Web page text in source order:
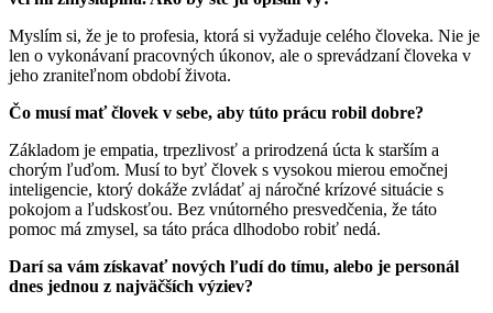
Myslím si, že je to profesia, ktorá si vyžaduje celého človeka. Nie je
len o vykonávaní pracovných úkonov, ale o sprevádzaní človeka v
jeho zraniteľnom období života.
Čo musí mať človek v sebe, aby túto prácu robil dobre?
Základom je empatia, trpezlivosť a prirodzená úcta k starším a
chorým ľuďom. Musí to byť človek s vysokou mierou emočnej
inteligencie, ktorý dokáže zvládať aj náročné krízové situácie s
pokojom a ľudskosťou. Bez vnútorného presvedčenia, že táto
pomoc má zmysel, sa táto práca dlhodobo robiť nedá.
Darí sa vám získavať nových ľudí do tímu, alebo je personál
dnes jednou z najväčších výziev?